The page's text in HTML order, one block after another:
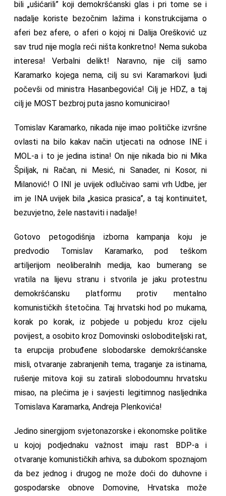
bili „ušićarili” koji demokršćanski glas i pri tome se i
nadalje koriste bezočnim lažima i konstrukcijama o
aferi bez afere, o aferi o kojoj ni Dalija Orešković uz
sav trud nije mogla reći ništa konkretno! Nema sukoba
interesa! Verbalni delikt! Naravno, nije cilj samo
Karamarko kojega nema, cilj su svi Karamarkovi ljudi
počevši od ministra Hasanbegovića! Cilj je HDZ, a taj
cilj je MOST bezbroj puta jasno komunicirao!
Tomislav Karamarko, nikada nije imao političke izvršne
ovlasti na bilo kakav način utjecati na odnose INE i
MOL-a i to je jedina istina! On nije nikada bio ni Mika
Špiljak, ni Račan, ni Mesić, ni Sanader, ni Kosor, ni
Milanović! O INI je uvijek odlučivao sami vrh Udbe, jer
im je INA uvijek bila „kasica prasica”, a taj kontinuitet,
bezuvjetno, žele nastaviti i nadalje!
Gotovo petogodišnja izborna kampanja koju je
predvodio Tomislav Karamarko, pod teškom
artiljerijom neoliberalnih medija, kao bumerang se
vratila na lijevu stranu i stvorila je jaku protestnu
demokršćansku platformu protiv mentalno
komunističkih štetočina. Taj hrvatski hod po mukama,
korak po korak, iz pobjede u pobjedu kroz cijelu
povijest, a osobito kroz Domovinski osloboditeljski rat,
ta erupcija probuđene slobodarske demokršćanske
misli, otvaranje zabranjenih tema, traganje za istinama,
rušenje mitova koji su zatirali slobodoumnu hrvatsku
misao, na plećima je i savjesti legitimnog nasljednika
Tomislava Karamarka, Andreja Plenkovića!
Jedino sinergijom svjetonazorske i ekonomske politike
u kojoj podjednaku važnost imaju rast BDP-a i
otvaranje komunističkih arhiva, sa dubokom spoznajom
da bez jednog i drugog ne može doći do duhovne i
gospodarske obnove Domovine, Hrvatska može